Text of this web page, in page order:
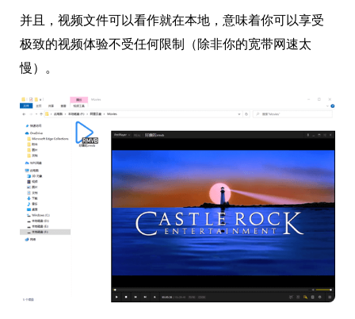
并且，视频文件可以看作就在本地，意味着你可以享受
极致的视频体验不受任何限制（除非你的宽带网速太
慢）。